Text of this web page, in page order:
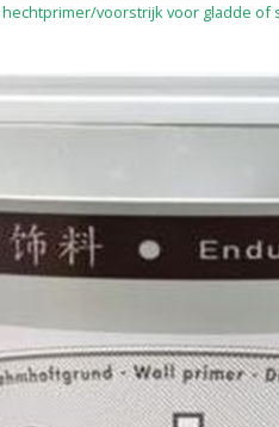
hechtprimer/voorstrijk voor gladde